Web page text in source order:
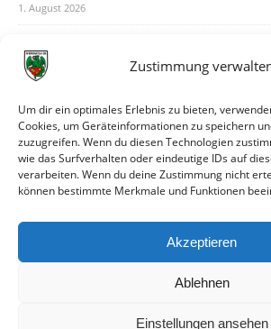
Zustimmung
Um dir ein optimales Erlebnis zu bieten,
Cookies, um Geräteinformationen zu speichern
zuzugreifen. Wenn du diesen Technologien
wie das Surfverhalten oder eindeutige IDs auf
verarbeiten. Wenn du deine Zustimmung nicht
können bestimmte Merkmale und Funktionen
Akzeptieren
Ablehnen
Einstellungen ansehen
1. August 2026
31. Juli 2026
30. Juli 2026
Deine Spielminute: 89+1
28. Juli 2026
Neuer Rückensponsor
Neue Podcast-Folge: So tickt Björn!
27. Juli 2026